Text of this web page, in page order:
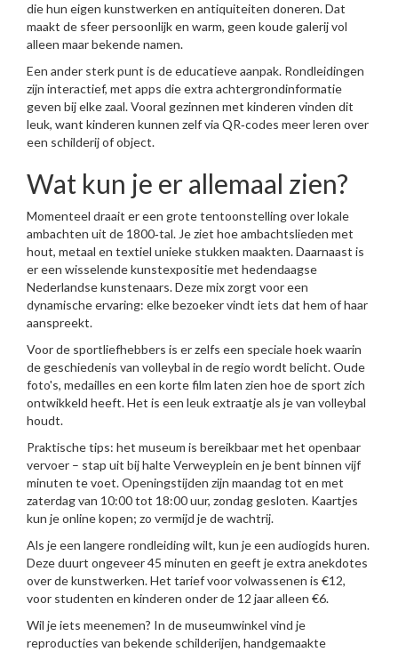
die hun eigen kunstwerken en antiquiteiten doneren. Dat
maakt de sfeer persoonlijk en warm, geen koude galerij vol
alleen maar bekende namen.
Een ander sterk punt is de educatieve aanpak. Rondleidingen
zijn interactief, met apps die extra achtergrondinformatie
geven bij elke zaal. Vooral gezinnen met kinderen vinden dit
leuk, want kinderen kunnen zelf via QR‑codes meer leren over
een schilderij of object.
Wat kun je er allemaal zien?
Momenteel draait er een grote tentoonstelling over lokale
ambachten uit de 1800‑tal. Je ziet hoe ambachtslieden met
hout, metaal en textiel unieke stukken maakten. Daarnaast is
er een wisselende kunstexpositie met hedendaagse
Nederlandse kunstenaars. Deze mix zorgt voor een
dynamische ervaring: elke bezoeker vindt iets dat hem of haar
aanspreekt.
Voor de sportliefhebbers is er zelfs een speciale hoek waarin
de geschiedenis van volleybal in de regio wordt belicht. Oude
foto's, medailles en een korte film laten zien hoe de sport zich
ontwikkeld heeft. Het is een leuk extraatje als je van volleybal
houdt.
Praktische tips: het museum is bereikbaar met het openbaar
vervoer – stap uit bij halte Verweyplein en je bent binnen vijf
minuten te voet. Openingstijden zijn maandag tot en met
zaterdag van 10:00 tot 18:00 uur, zondag gesloten. Kaartjes
kun je online kopen; zo vermijd je de wachtrij.
Als je een langere rondleiding wilt, kun je een audiogids huren.
Deze duurt ongeveer 45 minuten en geeft je extra anekdotes
over de kunstwerken. Het tarief voor volwassenen is €12,
voor studenten en kinderen onder de 12 jaar alleen €6.
Wil je iets meenemen? In de museumwinkel vind je
reproducties van bekende schilderijen, handgemaakte